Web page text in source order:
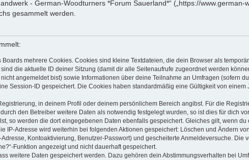
- German-Woodturners *Forum Sauerland*“ („https://www.german-
gesammelt werden.
mehrere Cookies. Cookies sind kleine Textdateien, die dein Browser als
die aktuelle ID deiner Sitzung (damit dir alle Seitenaufrufe zugeordnet werden
angemeldet bist) sowie Informationen über deine Teilnahme an Umfragen (sofern
Session-ID gespeichert. Die Cookies haben standardmäßig eine Gültigkeit von
in deinem Profil oder deinem persönlichem Bereich angibst. Für die
den Betreiber weitere Daten als notwendig festgelegt wurden, so ist dies für dich
so werden die dort eingegebenen Daten ebenfalls gespeichert. Gleiches gilt, wenn
IP-Adresse wird weiterhin bei folgenden Aktionen gespeichert: Löschen und Ändern
Kontoaktivierung, Benutzer-Passwort) und gescheiterte Anmeldeversuche. Die
Funktion angezeigt und nicht dauerhaft gespeichert.
weitere Daten gespeichert werden. Dazu gehören dein Abstimmungsverhalten bei